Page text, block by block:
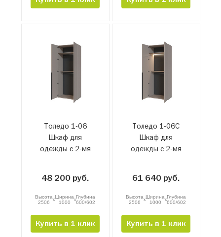
Толедо 1-06
Шкаф для
одежды с 2-мя
48 200 руб.
Высота
2506
xШирина
1000
xГлубина
600/602
Купить в 1 клик
Толедо 1-06С
Шкаф для
одежды с 2-мя
61 640 руб.
Высота
2506
xШирина
1000
xГлубина
600/602
Купить в 1 клик